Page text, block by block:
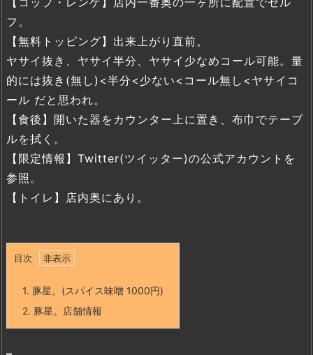
フ。
【無料トッピング】出来上がり直前。
ヤサイ抜き、ヤサイ半分、ヤサイ少なめコール可能。量
的には抜き(無し)<半分<少ない<コール無し<ヤサイコ
ール だと思われ。
【食後】開いた器をカウンター上に置き、布巾でテーブ
ルを拭く。
【限定情報】Twitter(ツイッター)の公式アカウントを
参照。
【トイレ】店内奥にあり。
目次
1. 豚星。(スパイス味噌 1000円)
2. 豚星。店舗情報